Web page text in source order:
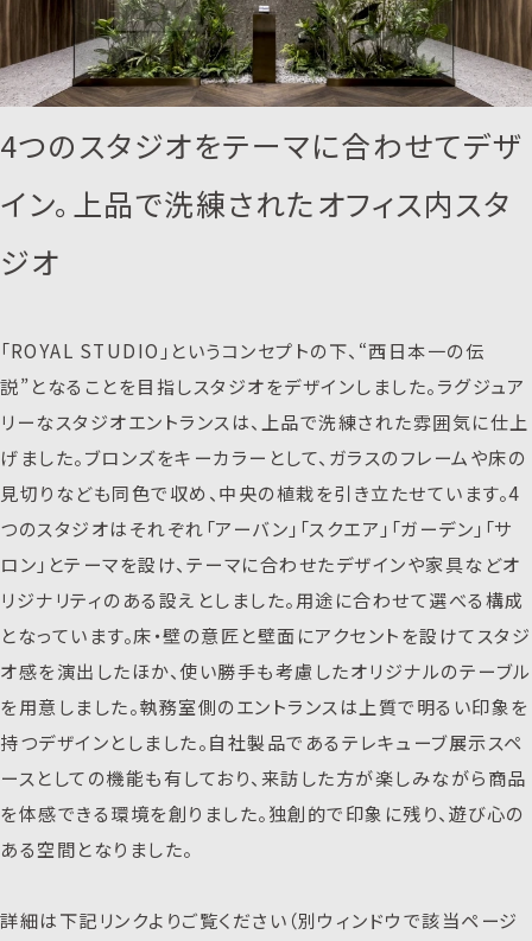
4つのスタジオをテーマに合わせてデザ
イン。上品で洗練されたオフィス内スタ
ジオ
「ROYAL STUDIO」というコンセプトの下、“西日本一の伝
説”となることを目指しスタジオをデザインしました。ラグジュア
リーなスタジオエントランスは、上品で洗練された雰囲気に仕上
げました。ブロンズをキーカラーとして、ガラスのフレームや床の
見切りなども同色で収め、中央の植栽を引き立たせています。4
つのスタジオはそれぞれ「アーバン」「スクエア」「ガーデン」「サ
ロン」とテーマを設け、テーマに合わせたデザインや家具などオ
リジナリティのある設えとしました。用途に合わせて選べる構成
となっています。床・壁の意匠と壁面にアクセントを設けてスタジ
オ感を演出したほか、使い勝手も考慮したオリジナルのテーブル
を用意しました。執務室側のエントランスは上質で明るい印象を
持つデザインとしました。自社製品であるテレキューブ展示スペ
ースとしての機能も有しており、来訪した方が楽しみながら商品
を体感できる環境を創りました。独創的で印象に残り、遊び心の
ある空間となりました。
詳細は下記リンクよりご覧ください（別ウィンドウで該当ページ